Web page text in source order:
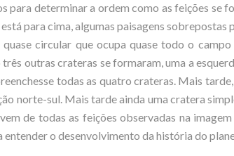
para determinar a ordem como as feições se
para cima, algumas paisagens
circular que ocupa quase todo o
outras crateras se formaram, uma a
todas as quatro crateras. Mais
norte-sul. Mais tarde ainda uma cratera
de todas as feições observadas na
entender o desenvolvimento da história do